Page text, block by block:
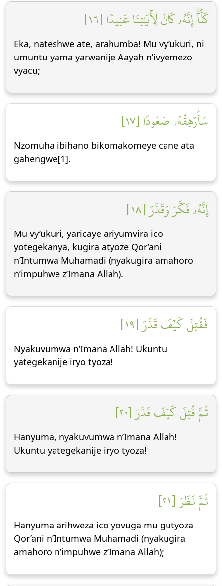
كَلَّآۖ إِنَّهُۥ كَانَ لِأٓيَٰتِنَا عَنِيدٗا [١٦]
Eka, nateshwe ate, arahumba! Mu vy’ukuri, ni
umuntu yama yarwanije Aayah n’ivyemezo
vyacu;
سَأُرۡهِقُهُۥ صَعُودًا [١٧]
Nzomuha ibihano bikomakomeye cane ata
gahengwe[1].
إِنَّهُۥ فَكَّرَ وَقَدَّرَ [١٨]
Mu vy’ukuri, yaricaye ariyumvira ico
yotegekanya, kugira atyoze Qor’ani
n’Intumwa Muhamadi (nyakugira amahoro
n’impuhwe z’Imana Allah).
فَقُتِلَ كَيۡفَ قَدَّرَ [١٩]
Nyakuvumwa n’Imana Allah! Ukuntu
yategekanije iryo tyoza!
ثُمَّ قُتِلَ كَيۡفَ قَدَّرَ [٢٠]
Hanyuma, nyakuvumwa n’Imana Allah!
Ukuntu yategekanije iryo tyoza!
ثُمَّ نَظَرَ [٢١]
Hanyuma arihweza ico yovuga mu gutyoza
Qor’ani n’Intumwa Muhamadi (nyakugira
amahoro n’impuhwe z’Imana Allah);